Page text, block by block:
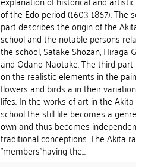
of the Edo period (1603-1867). The
part describes the origin of the Akita
school and the notable persons
the school, Satake Shozan, Hiraga
and Odano Naotake. The third part
on the realistic elements in the
flowers and birds a in their variations
lifes. In the works of art in the Akita
school the still life becomes a genre
own and thus becomes independent
traditional conceptions. The Akita
"members"having the...